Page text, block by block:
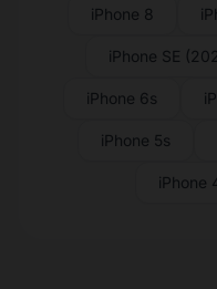
iPhone 8
iPhone SE
iPhone 6s
iPhone 5s
iPhone